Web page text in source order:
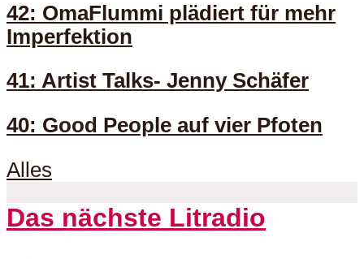
42: OmaFlummi plädiert für mehr
Imperfektion
41: Artist Talks- Jenny Schäfer
40: Good People auf vier Pfoten
Alles
Das nächste Litradio